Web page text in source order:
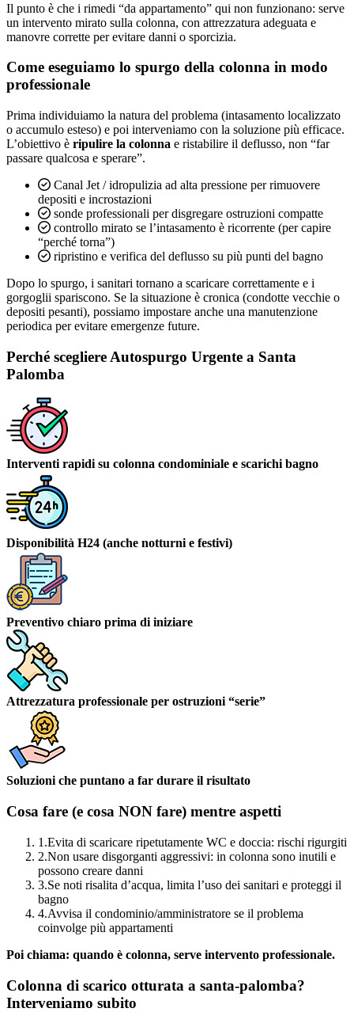
Il punto è che i rimedi “da appartamento” qui non funzionano: serve
un intervento mirato sulla colonna, con attrezzatura adeguata e
manovre corrette per evitare danni o sporcizia.
Come eseguiamo lo spurgo della colonna in modo
professionale
Prima individuiamo la natura del problema (intasamento localizzato
o accumulo esteso) e poi interveniamo con la soluzione più efficace.
L’obiettivo è ripulire la colonna e ristabilire il deflusso, non “far
passare qualcosa e sperare”.
Canal Jet / idropulizia ad alta pressione per rimuovere
depositi e incrostazioni
sonde professionali per disgregare ostruzioni compatte
controllo mirato se l’intasamento è ricorrente (per capire
“perché torna”)
ripristino e verifica del deflusso su più punti del bagno
Dopo lo spurgo, i sanitari tornano a scaricare correttamente e i
gorgoglii spariscono. Se la situazione è cronica (condotte vecchie o
depositi pesanti), possiamo impostare anche una manutenzione
periodica per evitare emergenze future.
Perché scegliere Autospurgo Urgente a Santa
Palomba
Interventi rapidi su colonna condominiale e scarichi bagno
Disponibilità H24 (anche notturni e festivi)
Preventivo chiaro prima di iniziare
Attrezzatura professionale per ostruzioni “serie”
Soluzioni che puntano a far durare il risultato
Cosa fare (e cosa NON fare) mentre aspetti
1.Evita di scaricare ripetutamente WC e doccia: rischi rigurgiti
2.Non usare disgorganti aggressivi: in colonna sono inutili e
possono creare danni
3.Se noti risalita d’acqua, limita l’uso dei sanitari e proteggi il
bagno
4.Avvisa il condominio/amministratore se il problema
coinvolge più appartamenti
Poi chiama: quando è colonna, serve intervento professionale.
Colonna di scarico otturata a santa-palomba?
Interveniamo subito